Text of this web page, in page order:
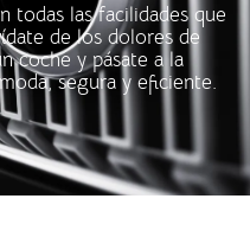
todas las facilidades que
de los dolores de
coche y pásate a la
segura y eficiente.